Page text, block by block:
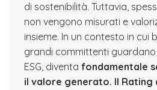
di sostenibilità. Tuttavia,
non vengono misurati e
insieme. In un contesto in cui
grandi committenti
ESG, diventa fondamentale
il valore generato. Il Rating